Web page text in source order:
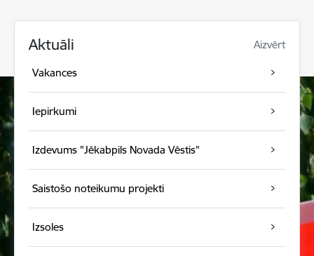
Aktuāli Aizvērt
Vakances
Iepirkumi
Izdevums "Jēkabpils Novada Vēstis"
Saistošo noteikumu projekti
Izsoles